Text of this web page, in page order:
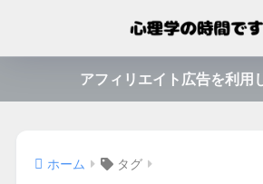
アフィリエイト広告を利用
ホーム タグ